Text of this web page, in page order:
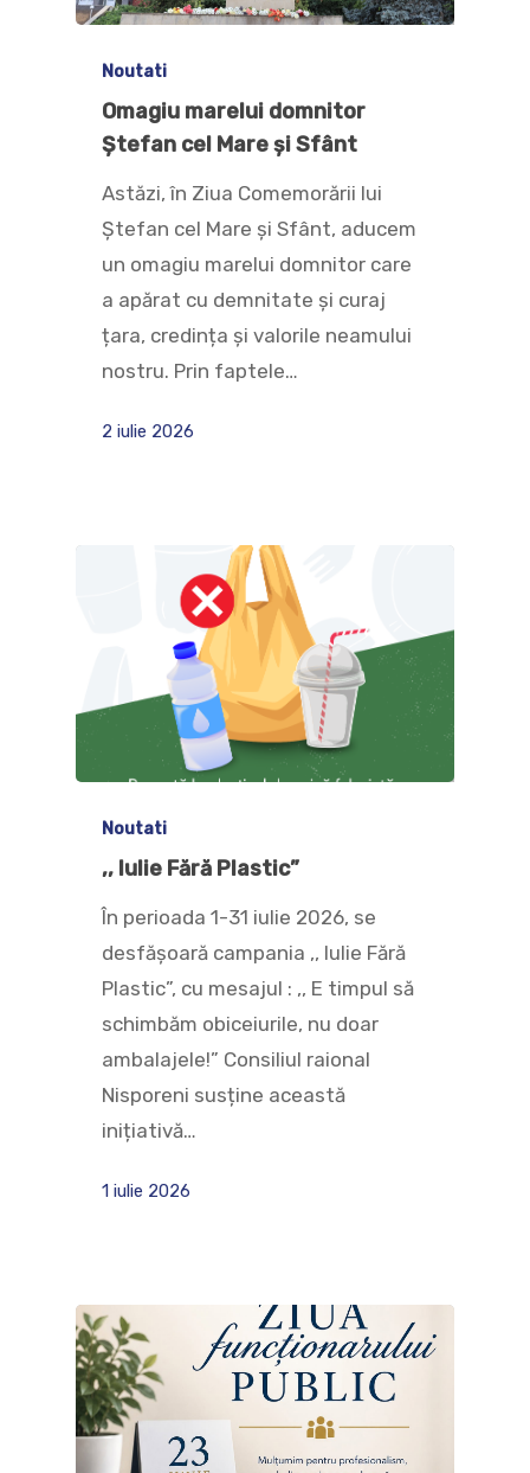
Noutati
Omagiu marelui domnitor
Ștefan cel Mare și Sfânt
Astăzi, în Ziua Comemorării lui
Ștefan cel Mare și Sfânt, aducem
un omagiu marelui domnitor care
a apărat cu demnitate și curaj
țara, credința și valorile neamului
nostru. Prin faptele…
2 iulie 2026
Noutati
,, Iulie Fără Plastic”
În perioada 1-31 iulie 2026, se
desfășoară campania ,, Iulie Fără
Plastic”, cu mesajul : ,, E timpul să
schimbăm obiceiurile, nu doar
ambalajele!” Consiliul raional
Nisporeni susține această
inițiativă…
1 iulie 2026